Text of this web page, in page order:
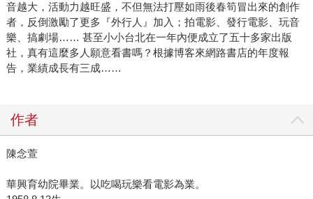
音越大，活動力越旺盛，不但無法打壓如雨後春筍冒出來的創作
者，反倒激勵了更多『外行人』加入；拍電影、發行電影、玩音
樂、搞劇場…… 甚至小小台北在一年內便成立了五十多家出版
社，真有這麼多人願意看書嗎？根據博客來網路書店的年度報
告，業績成長有三成……
作者
陳念萱
華興育幼院畢業。以吃喝玩樂看電影為業。